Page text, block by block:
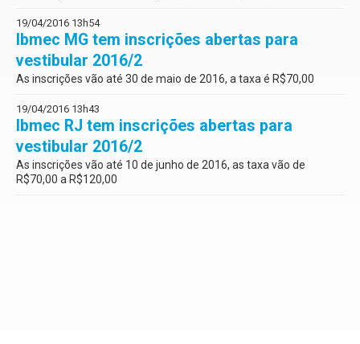
19/04/2016 13h54
Ibmec MG tem inscrições abertas para
vestibular 2016/2
As inscrições vão até 30 de maio de 2016, a taxa é R$70,00
19/04/2016 13h43
Ibmec RJ tem inscrições abertas para
vestibular 2016/2
As inscrições vão até 10 de junho de 2016, as taxa vão de
R$70,00 a R$120,00